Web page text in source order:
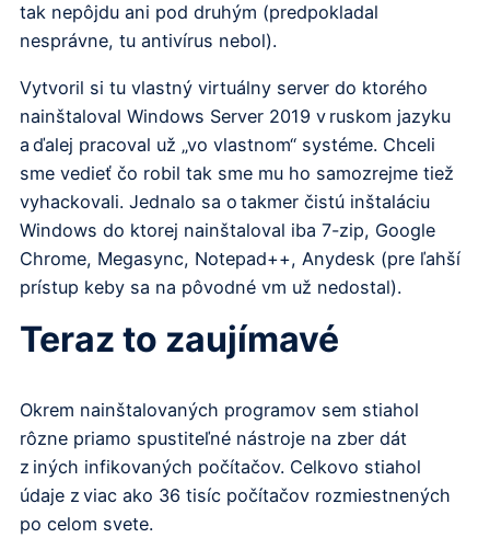
tak nepôjdu ani pod druhým (predpokladal
nesprávne, tu antivírus nebol).
Vytvoril si tu vlastný virtuálny server do ktorého
nainštaloval Windows Server 2019 v ruskom jazyku
a ďalej pracoval už „vo vlastnom“ systéme. Chceli
sme vedieť čo robil tak sme mu ho samozrejme tiež
vyhackovali. Jednalo sa o takmer čistú inštaláciu
Windows do ktorej nainštaloval iba 7-zip, Google
Chrome, Megasync, Notepad++, Anydesk (pre ľahší
prístup keby sa na pôvodné vm už nedostal).
Teraz to zaujímavé
Okrem nainštalovaných programov sem stiahol
rôzne priamo spustiteľné nástroje na zber dát
z iných infikovaných počítačov. Celkovo stiahol
údaje z viac ako 36 tisíc počítačov rozmiestnených
po celom svete.